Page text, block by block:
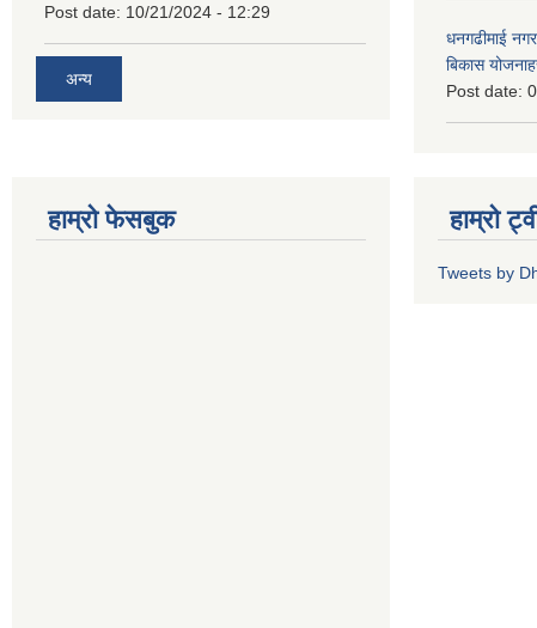
Post date: 10/21/2024 - 12:29
अन्य
धनगढीमाई
बिकास
Post date:
हाम्रो फेसबुक हाम्रो
Tweets by